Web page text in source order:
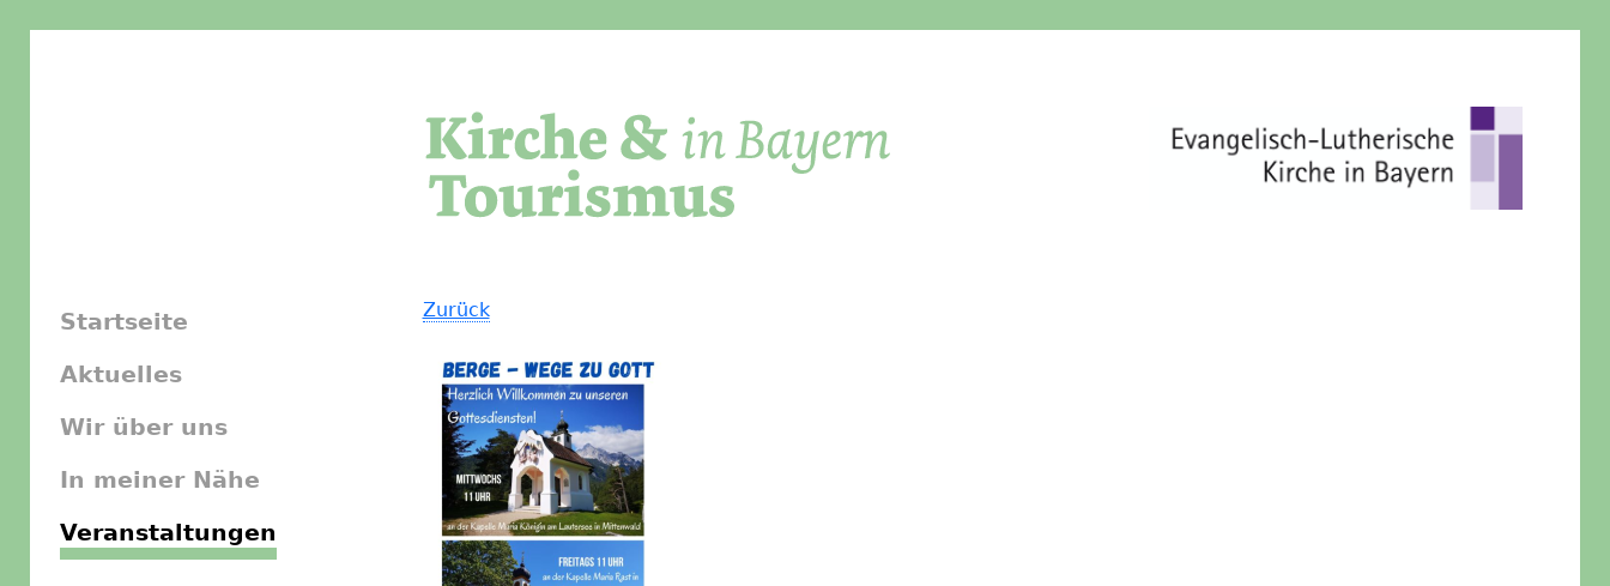
Startseite
Aktuelles
Wir über uns
In meiner Nähe
Veranstaltungen
Zurück